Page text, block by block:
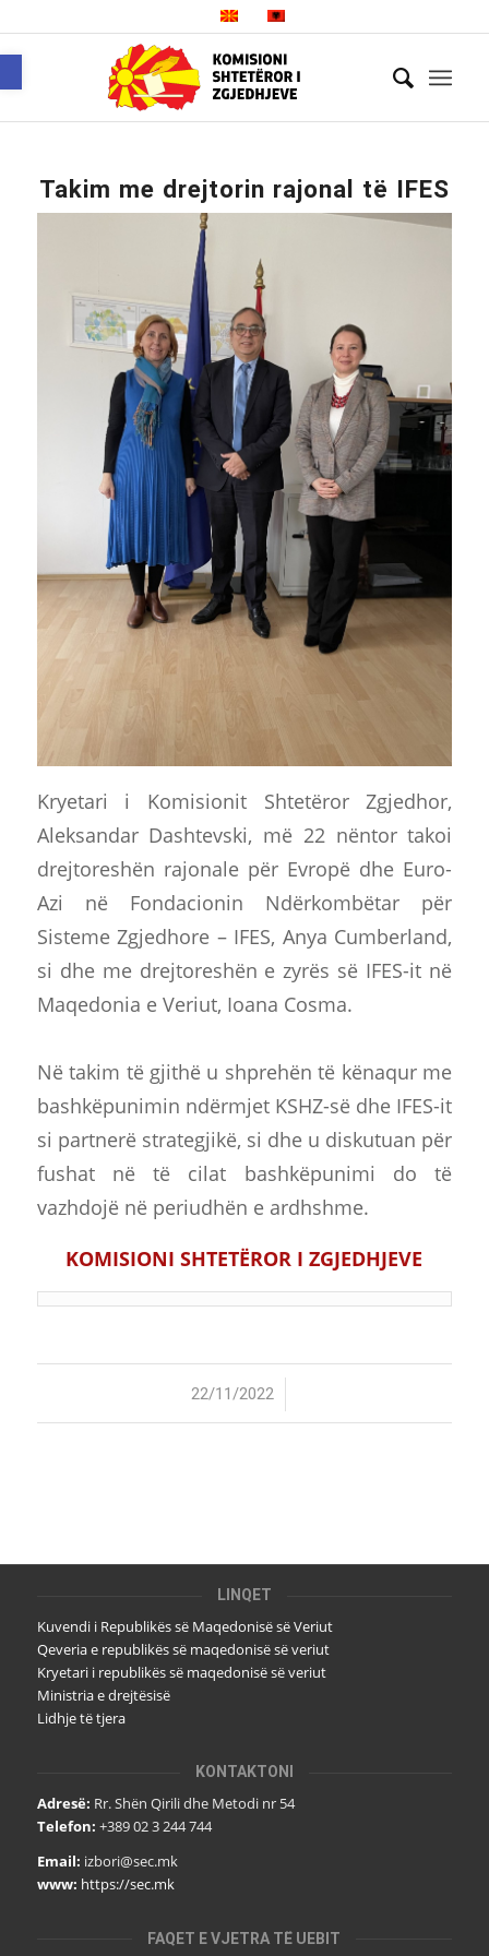
Takim me drejtorin rajonal të IFES
Kryetari i Komisionit Shtetëror Zgjedhor,
Aleksandar Dashtevski, më 22 nëntor takoi
drejtoreshën rajonale për Evropë dhe Euro-
Azi në Fondacionin Ndërkombëtar për
Sisteme Zgjedhore – IFES, Anya Cumberland,
si dhe me drejtoreshën e zyrës së IFES-it në
Maqedonia e Veriut, Ioana Cosma.
Në takim të gjithë u shprehën të kënaqur me
bashkëpunimin ndërmjet KSHZ-së dhe IFES-it
si partnerë strategjikë, si dhe u diskutuan për
fushat në të cilat bashkëpunimi do të
vazhdojë në periudhën e ardhshme.
KOMISIONI SHTETËROR I ZGJEDHJEVE
22/11/2022
/
LINQET
Kuvendi i Republikës së Maqedonisë së Veriut
Qeveria e republikës së maqedonisë së veriut
Kryetari i republikës së maqedonisë së veriut
Ministria e drejtësisë
Lidhje të tjera
KONTAKTONI
Adresë: Rr. Shën Qirili dhe Metodi nr 54
Telefon: +389 02 3 244 744
Email: izbori@sec.mk
www: https://sec.mk
FAQET E VJETRA TË UEBIT
Open toolbar